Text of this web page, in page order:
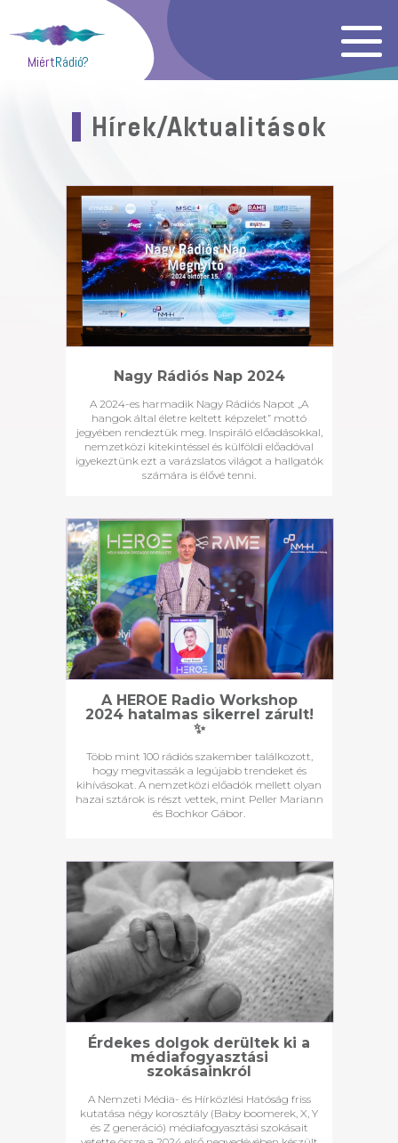
MiértRádió?
Hírek/Aktualitások
Nagy Rádiós Nap 2024
A 2024-es harmadik Nagy Rádiós Napot „A
hangok által életre keltett képzelet” mottó
jegyében rendeztük meg. Inspiráló előadásokkal,
nemzetközi kitekintéssel és külföldi előadóval
igyekeztünk ezt a varázslatos világot a hallgatók
számára is élővé tenni.
A HEROE Radio Workshop
2024 hatalmas sikerrel zárult!
️✨
Több mint 100 rádiós szakember találkozott,
hogy megvitassák a legújabb trendeket és
kihívásokat. A nemzetközi előadók mellett olyan
hazai sztárok is részt vettek, mint Peller Mariann
és Bochkor Gábor.
Érdekes dolgok derültek ki a
médiafogyasztási
szokásainkról
A Nemzeti Média- és Hírközlési Hatóság friss
kutatása négy korosztály (Baby boomerek, X, Y
és Z generáció) médiafogyasztási szokásait